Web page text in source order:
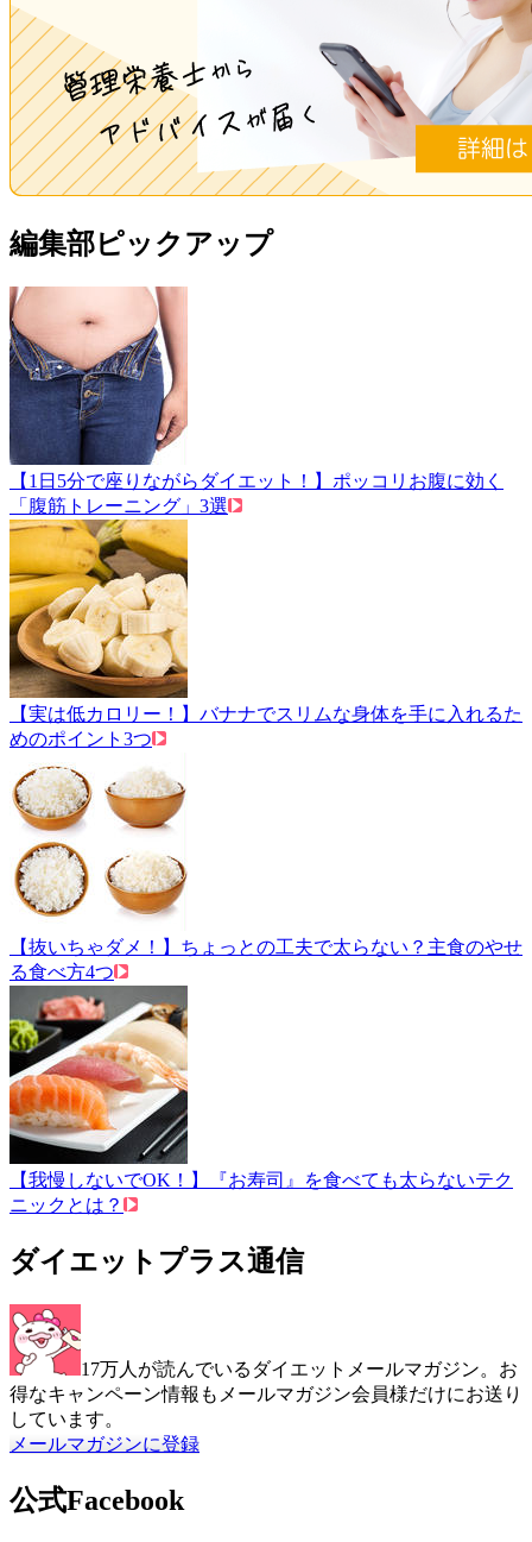
編集部ピックアップ
【1日5分で座りながらダイエット！】ポッコリお腹に効く
「腹筋トレーニング」3選
【実は低カロリー！】バナナでスリムな身体を手に入れるた
めのポイント3つ
【抜いちゃダメ！】ちょっとの工夫で太らない？主食のやせ
る食べ方4つ
【我慢しないでOK！】『お寿司』を食べても太らないテク
ニックとは？
ダイエットプラス通信
17万人が読んでいるダイエットメールマガジン。お
得なキャンペーン情報もメールマガジン会員様だけにお送り
しています。
メールマガジンに登録
公式Facebook